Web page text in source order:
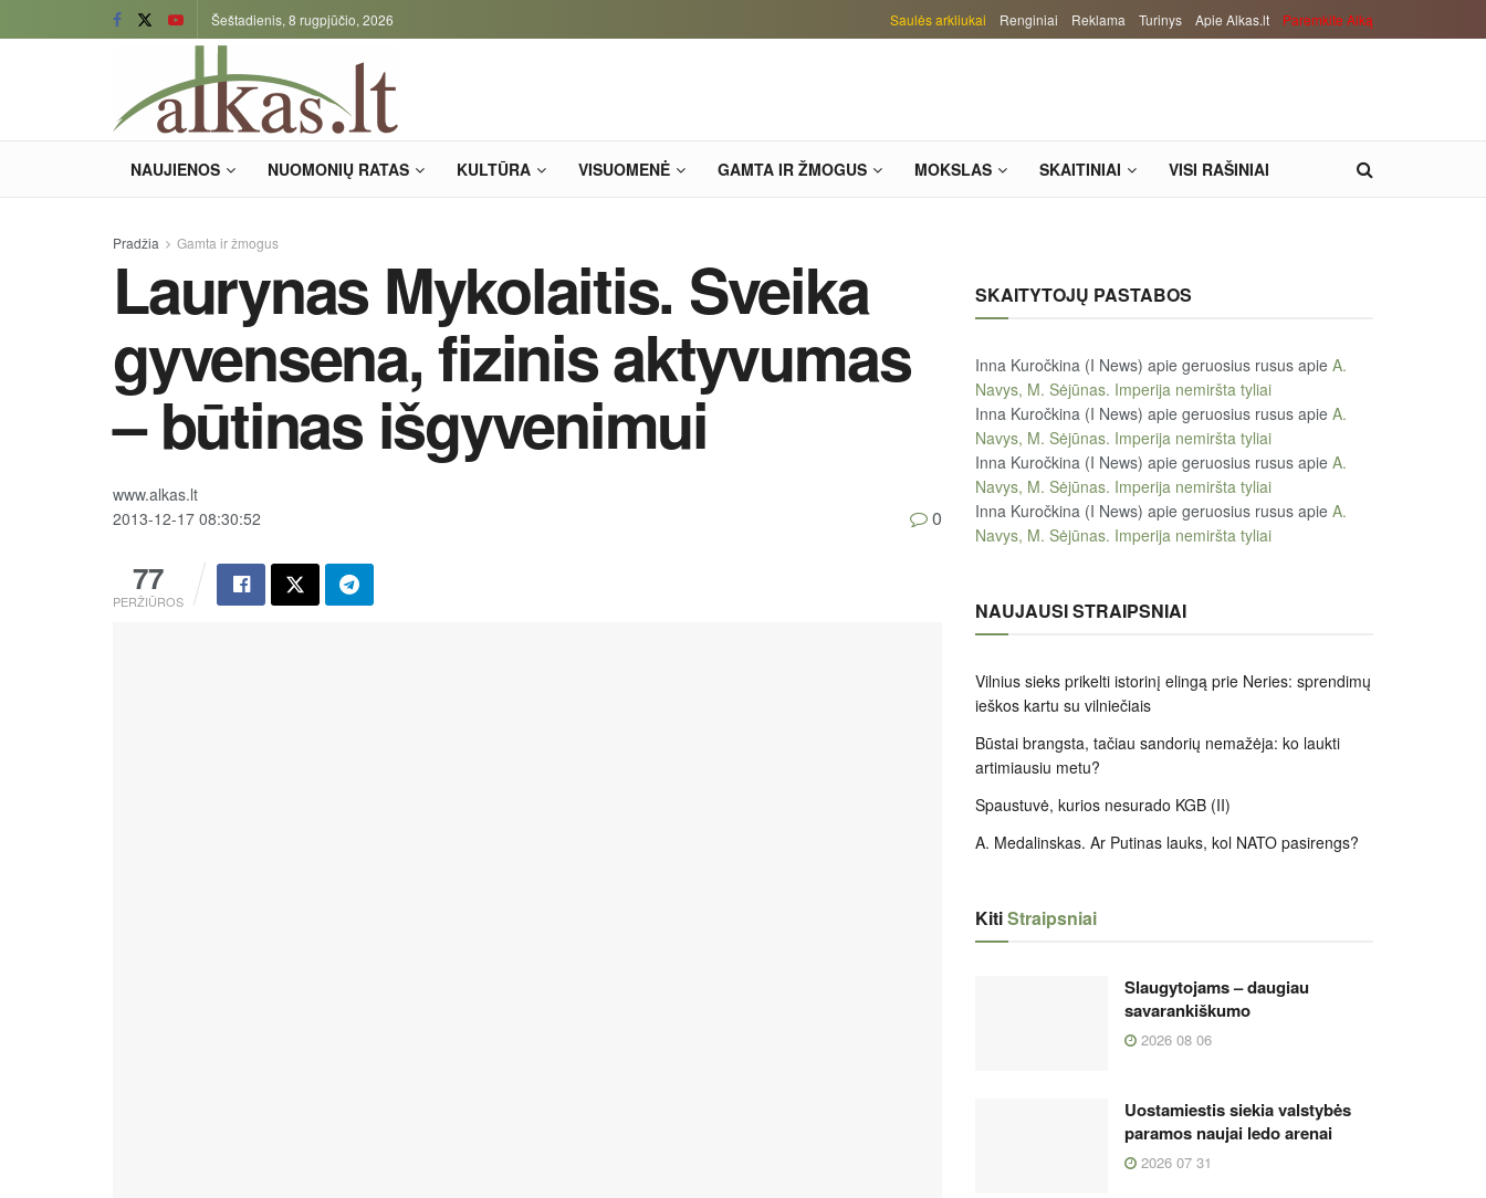
Šeštadienis, 8 rugpjūčio, 2026 Saulės arkliukai Renginiai Reklama Turinys Apie Alkas.lt Paremkite Alką
NAUJIENOS NUOMONIŲ RATAS KULTŪRA VISUOMENĖ GAMTA IR ŽMOGUS MOKSLAS SKAITINIAI VISI RAŠINIAI
Pradžia Gamta ir žmogus
Laurynas Mykolaitis. Sveika
gyvensena, fizinis aktyvumas
– būtinas išgyvenimui
www.alkas.lt
2013-12-17 08:30:52
77
PERŽIŪROS
0
SKAITYTOJŲ PASTABOS
Inna Kuročkina (I News) apie geruosius rusus apie A.
Navys, M. Sėjūnas. Imperija nemiršta tyliai
Inna Kuročkina (I News) apie geruosius rusus apie A.
Navys, M. Sėjūnas. Imperija nemiršta tyliai
Inna Kuročkina (I News) apie geruosius rusus apie A.
Navys, M. Sėjūnas. Imperija nemiršta tyliai
Inna Kuročkina (I News) apie geruosius rusus apie A.
Navys, M. Sėjūnas. Imperija nemiršta tyliai
NAUJAUSI STRAIPSNIAI
Vilnius sieks prikelti istorinį elingą prie Neries: sprendimų
ieškos kartu su vilniečiais
Būstai brangsta, tačiau sandorių nemažėja: ko laukti
artimiausiu metu?
Spaustuvė, kurios nesurado KGB (II)
A. Medalinskas. Ar Putinas lauks, kol NATO pasirengs?
KitiStraipsniai
Slaugytojams – daugiau
savarankiškumo
2026 08 06
Uostamiestis siekia valstybės
paramos naujai ledo arenai
2026 07 31